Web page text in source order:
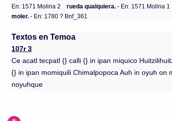
En: 1571 Molina 2
rueda qualquiera. - En: 1571 Molina 1
moler. - En: 1780 ? Bnf_361
Textos en Temoa
107r 3
Ce acatl tecpatl {} calli {} in ipan miquico
{} in ipan momiquili Chimalpopoca Auh in oyuh on
noyuhque